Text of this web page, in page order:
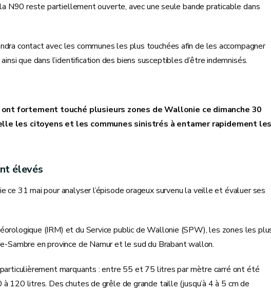
N90 reste partiellement ouverte, avec une seule bande praticable dans
contact avec les communes les plus touchées afin de les accompagner
que dans l’identification des biens susceptibles d’être indemnisés.
fortement touché plusieurs zones de Wallonie ce dimanche 30
les citoyens et les communes sinistrés à entamer rapidement
élevés
ce 31 mai pour analyser l’épisode orageux survenu la veille et évaluer ses
(IRM) et du Service public de Wallonie (SPW), les zones les
Sambre en province de Namur et le sud du Brabant wallon.
marquants : entre 55 et 75 litres par mètre carré ont été
120 litres. Des chutes de grêle de grande taille (jusqu’à 4 à 5 cm de